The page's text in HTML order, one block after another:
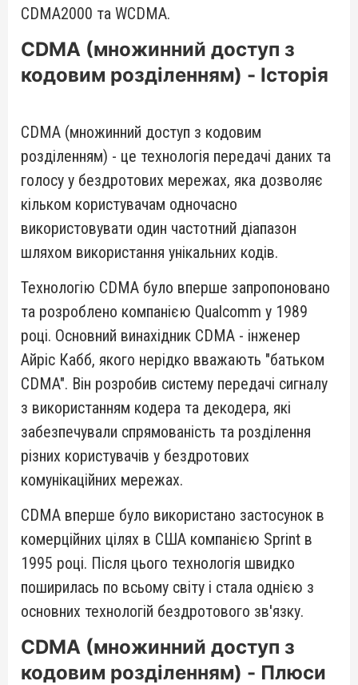
CDMA2000 та WCDMA.
CDMA (множинний доступ з
кодовим розділенням) - Історія
CDMA (множинний доступ з кодовим
розділенням) - це технологія передачі даних та
голосу у бездротових мережах, яка дозволяє
кільком користувачам одночасно
використовувати один частотний діапазон
шляхом використання унікальних кодів.
Технологію CDMA було вперше запропоновано
та розроблено компанією Qualcomm у 1989
році. Основний винахідник CDMA - інженер
Айріс Кабб, якого нерідко вважають "батьком
CDMA". Він розробив систему передачі сигналу
з використанням кодера та декодера, які
забезпечували спрямованість та розділення
різних користувачів у бездротових
комунікаційних мережах.
CDMA вперше було використано застосунок в
комерційних цілях в США компанією Sprint в
1995 році. Після цього технологія швидко
поширилась по всьому світу і стала однією з
основних технологій бездротового зв'язку.
CDMA (множинний доступ з
кодовим розділенням) - Плюси